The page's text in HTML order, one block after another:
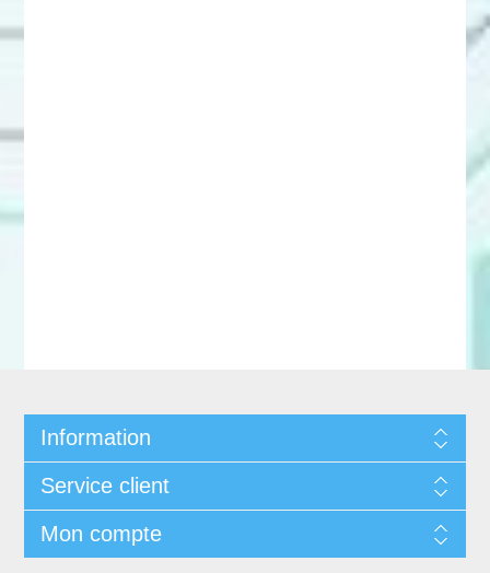
Information
Service client
Mon compte